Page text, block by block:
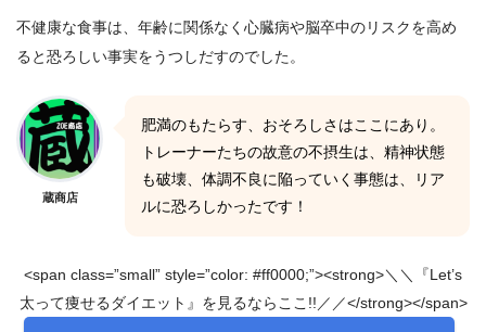
不健康な食事は、年齢に関係なく心臓病や脳卒中のリスクを高め
ると恐ろしい事実をうつしだすのでした。
蔵商店
肥満のもたらす、おそろしさはここにあり。
トレーナーたちの故意の不摂生は、精神状態
も破壊、体調不良に陥っていく事態は、リア
ルに恐ろしかったです！
<span class=”small” style=”color: #ff0000;”><strong>＼＼『Let’s
太って痩せるダイエット』を見るならここ!!／／</strong></span>